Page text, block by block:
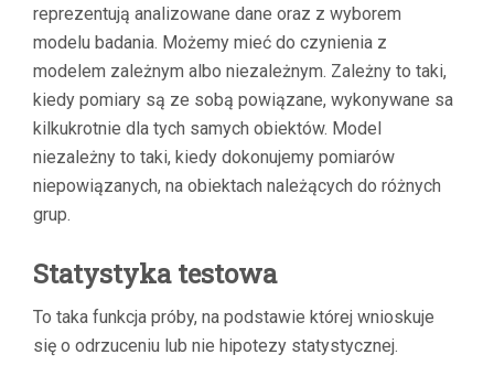
reprezentują analizowane dane oraz z wyborem
modelu badania. Możemy mieć do czynienia z
modelem zależnym albo niezależnym. Zależny to taki,
kiedy pomiary są ze sobą powiązane, wykonywane sa
kilkukrotnie dla tych samych obiektów. Model
niezależny to taki, kiedy dokonujemy pomiarów
niepowiązanych, na obiektach należących do różnych
grup.
Statystyka testowa
To taka funkcja próby, na podstawie której wnioskuje
się o odrzuceniu lub nie hipotezy statystycznej.